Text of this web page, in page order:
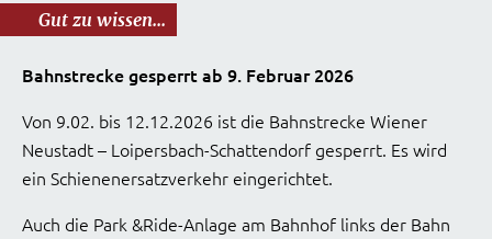
Gut zu wissen...
Bahnstrecke gesperrt ab 9. Februar 2026
Von 9.02. bis 12.12.2026 ist die Bahnstrecke Wiener
Neustadt – Loipersbach-Schattendorf gesperrt. Es wird
ein Schienenersatzverkehr eingerichtet.
Auch die Park &Ride-Anlage am Bahnhof links der Bahn